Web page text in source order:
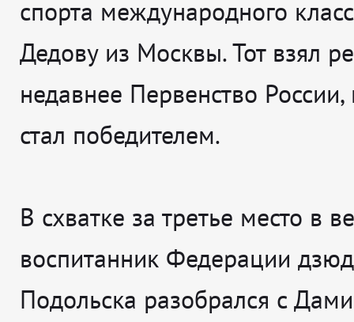
спорта международного
Дедову из Москвы. Тот взял
недавнее Первенство
стал победителем.
В схватке за третье место в
воспитанник Федерации
Подольска разобрался с